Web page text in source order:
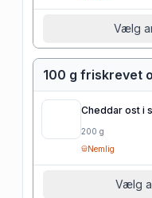
Vælg
100 g friskrevet
Cheddar ost i
200 g
Nemlig
Vælg